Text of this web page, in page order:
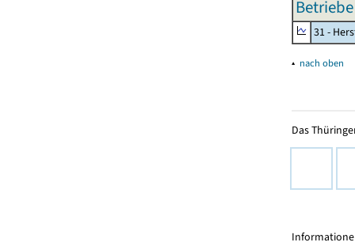
31 -
▴ nach oben
Das